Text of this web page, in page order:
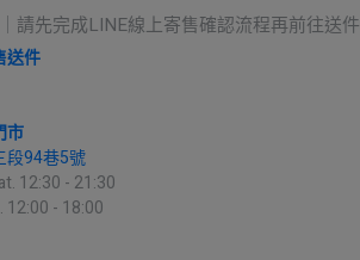
請先完成LINE線上寄售確認流程再前往送件
送件
市
段94巷5號
- 21:30
18:00